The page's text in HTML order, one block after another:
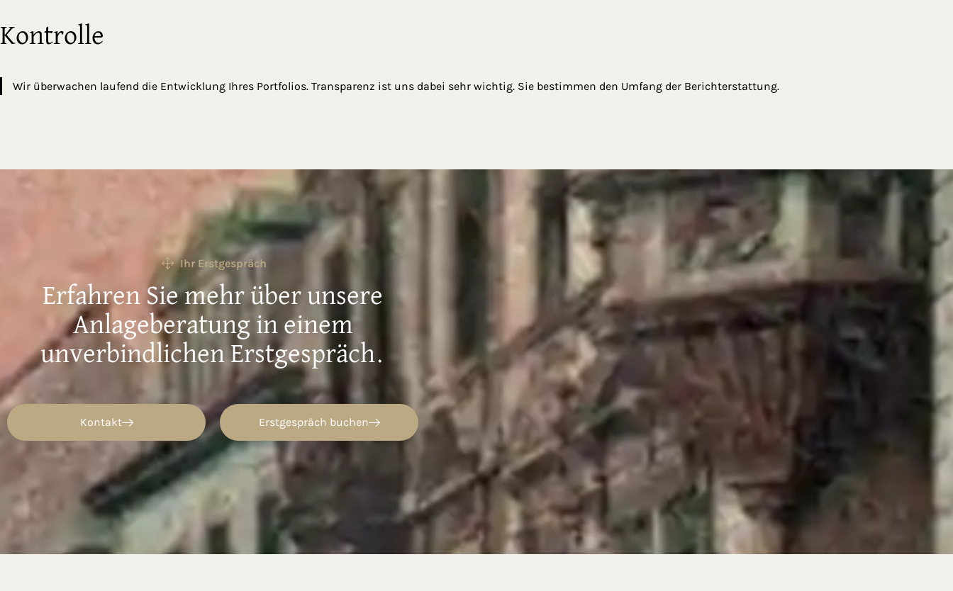
Kontrolle
Wir überwachen laufend die Entwicklung Ihres Portfolios. Transparenz ist uns dabei sehr wichtig. Sie bestimmen den Umfang der Berichterstattung.
Ihr Erstgespräch
Erfahren Sie mehr über unsere
Anlageberatung in einem
unverbindlichen Erstgespräch.
Kontakt Erstgespräch buchen